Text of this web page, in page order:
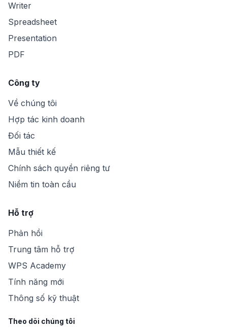
Writer
Spreadsheet
Presentation
PDF
Công ty
Về chúng tôi
Hợp tác kinh doanh
Đối tác
Mẫu thiết kế
Chính sách quyền riêng tư
Niềm tin toàn cầu
Hỗ trợ
Phản hồi
Trung tâm hỗ trợ
WPS Academy
Tính năng mới
Thông số kỹ thuật
Theo dõi chúng tôi